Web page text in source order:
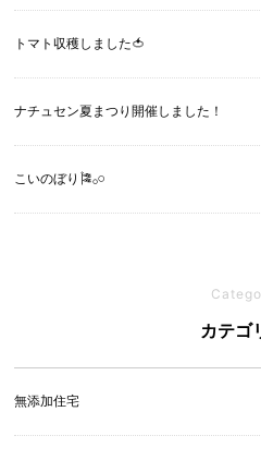
トマト収穫しました🍅
ナチュセン夏まつり開催しました！
こいのぼり🎏‪𓂂𓏸
カテゴ
無添加住宅